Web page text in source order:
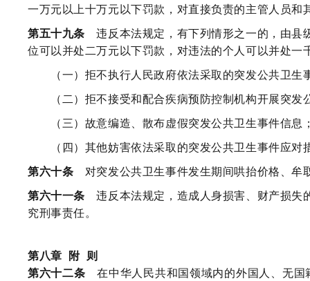
一万元以上十万元以下罚款，对直接负责的主管人员和
第五十九条 违反本法规定，有下列情形之一的，由县
位可以并处二万元以下罚款，对违法的个人可以并处
（一）拒不执行人民政府依法采取的突发公共卫生
（二）拒不接受和配合疾病预防控制机构开展突发
（三）故意编造、散布虚假突发公共卫生事件信息
（四）其他妨害依法采取的突发公共卫生事件应对
第六十条 对突发公共卫生事件发生期间哄抬价格、牟
第六十一条 违反本法规定，造成人身损害、财产损失
究刑事责任。
第八章 附 则
第六十二条 在中华人民共和国领域内的外国人、无